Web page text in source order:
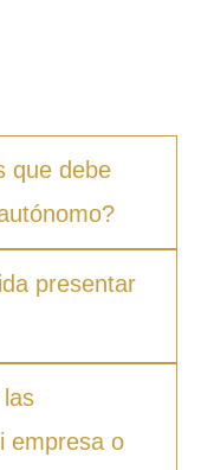
que debe
presentar
empresa o